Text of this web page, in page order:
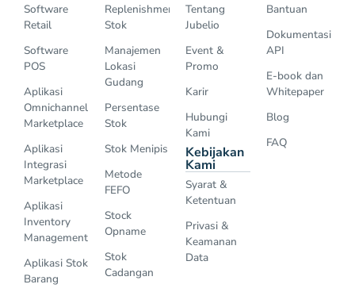
Software
Retail
Software
POS
Aplikasi
Omnichannel
Marketplace
Aplikasi
Integrasi
Marketplace
Aplikasi
Inventory
Management
Aplikasi Stok
Barang
Replenishment
Stok
Manajemen
Lokasi
Gudang
Persentase
Stok
Stok Menipis
Metode
FEFO
Stock
Opname
Stok
Cadangan
Tentang
Jubelio
Event &
Promo
Karir
Hubungi
Kami
Kebijakan
Kami
Syarat &
Ketentuan
Privasi &
Keamanan
Data
Bantuan
Dokumentasi
API
E-book dan
Whitepaper
Blog
FAQ